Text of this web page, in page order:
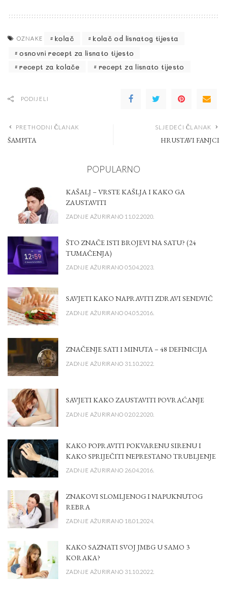
OZNAKE kolač
kolač od lisnatog tijesta
osnovni recept za lisnato tijesto
recept za kolače
recept za lisnato tijesto
PODIJELI
PRETHODNI ČLANAK
ŠAMPITA
SLJEDEĆI ČLANAK
HRUSTAVI FANJCI
POPULARNO
KAŠALJ – VRSTE KAŠLJA I KAKO GA
ZAUSTAVITI
ZADNJE AŽURIRANO 11.02.2020.
ŠTO ZNAČE ISTI BROJEVI NA SATU? (24
TUMAČENJA)
ZADNJE AŽURIRANO 05.04.2023.
SAVJETI KAKO NAPRAVITI ZDRAVI SENDVIČ
ZADNJE AŽURIRANO 04.05.2016.
ZNAČENJE SATI I MINUTA – 48 DEFINICIJA
ZADNJE AŽURIRANO 31.10.2022.
SAVJETI KAKO ZAUSTAVITI POVRAĆANJE
ZADNJE AŽURIRANO 02.02.2020.
KAKO POPRAVITI POKVARENU SIRENU I
KAKO SPRIJEČITI NEPRESTANO TRUBLJENJE
ZADNJE AŽURIRANO 26.04.2016.
ZNAKOVI SLOMLJENOG I NAPUKNUTOG
REBRA
ZADNJE AŽURIRANO 18.01.2024.
KAKO SAZNATI SVOJ JMBG U SAMO 3
KORAKA?
ZADNJE AŽURIRANO 31.10.2022.